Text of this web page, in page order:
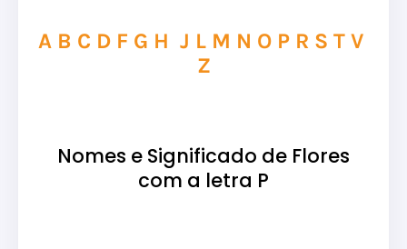
A B C D F G H J L M N O P R S T V
Z
Nomes e Significado de Flores
com a letra P